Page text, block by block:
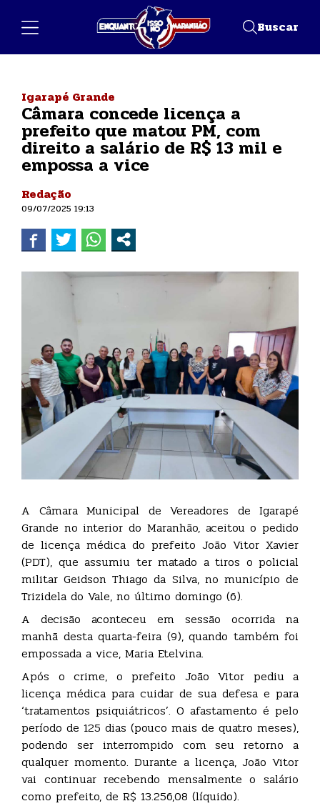
Buscar
Igarapé Grande
Câmara concede licença a
prefeito que matou PM, com
direito a salário de R$ 13 mil e
empossa a vice
Redação
09/07/2025 19:13
A Câmara Municipal de Vereadores de Igarapé
Grande no interior do Maranhão, aceitou o pedido
de licença médica do prefeito João Vitor Xavier
(PDT), que assumiu ter matado a tiros o policial
militar Geidson Thiago da Silva, no município de
Trizidela do Vale, no último domingo (6).
A decisão aconteceu em sessão ocorrida na
manhã desta quarta-feira (9), quando também foi
empossada a vice, Maria Etelvina.
Após o crime, o prefeito João Vitor pediu a
licença médica para cuidar de sua defesa e para
‘tratamentos psiquiátricos’. O afastamento é pelo
período de 125 dias (pouco mais de quatro meses),
podendo ser interrompido com seu retorno a
qualquer momento. Durante a licença, João Vitor
vai continuar recebendo mensalmente o salário
como prefeito, de R$ 13.256,08 (líquido).